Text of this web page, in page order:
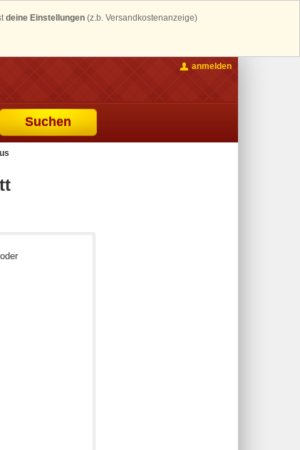
deine Einstellungen (z.b. Versandkostenanzeige)
Suchen
anmelden